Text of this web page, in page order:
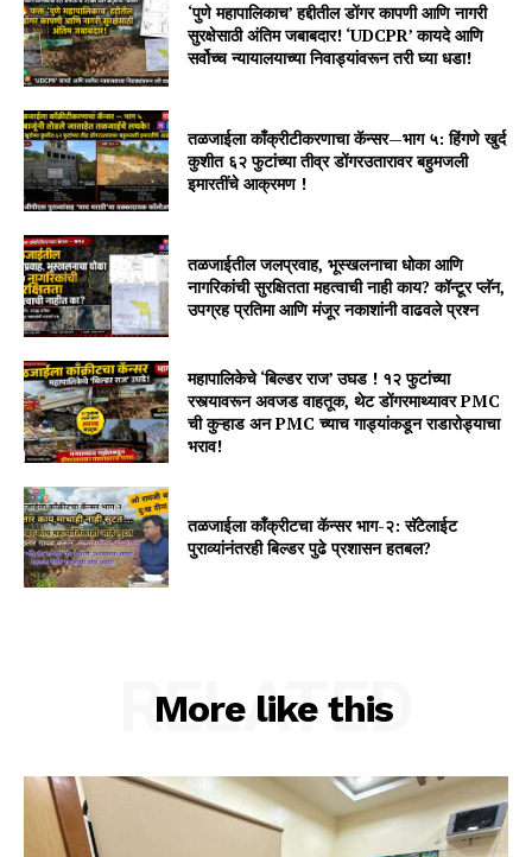
‘पुणे महापालिकाच’ हद्दीतील डोंगर कापणी आणि नागरी
सुरक्षेसाठी अंतिम जबाबदार! ‘UDCPR’ कायदे आणि
सर्वोच्च न्यायालयाच्या निवाड्यांवरून तरी घ्या धडा!
तळजाईला काँक्रीटीकरणाचा कॅन्सर—भाग ५: हिंगणे खुर्द
कुशीत ६२ फुटांच्या तीव्र डोंगरउतारावर बहुमजली
इमारतींचे आक्रमण !
तळजाईतील जलप्रवाह, भूस्खलनाचा धोका आणि
नागरिकांची सुरक्षितता महत्वाची नाही काय? कॉन्टूर प्लॅन,
उपग्रह प्रतिमा आणि मंजूर नकाशांनी वाढवले प्रश्न
महापालिकेचे ‘बिल्डर राज’ उघड ! १२ फुटांच्या
रस्त्यावरून अवजड वाहतूक, थेट डोंगरमाथ्यावर PMC
ची कुऱ्हाड अन PMC च्याच गाड्यांकडून राडारोड्याचा
भराव!
तळजाईला कॉंक्रीटचा कॅन्सर भाग-२: सॅटेलाईट
पुराव्यांनंतरही बिल्डर पुढे प्रशासन हतबल?
More like this
RELATED